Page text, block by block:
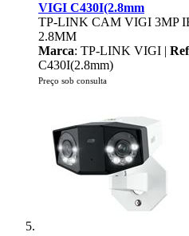
VIGI C430I(2.8mm
TP-LINK CAM VIGI 3MP
2.8MM
Marca: TP-LINK VIGI |
C430I(2.8mm)
Preço sob consulta